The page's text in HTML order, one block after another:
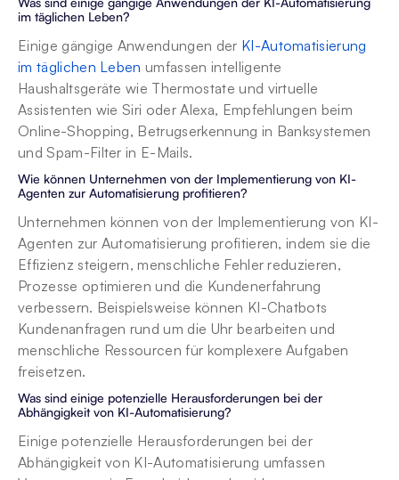
im täglichen Leben?
Einige gängige Anwendungen der KI-Automatisierung
im täglichen Leben umfassen intelligente
Haushaltsgeräte wie Thermostate und virtuelle
Assistenten wie Siri oder Alexa, Empfehlungen beim
Online-Shopping, Betrugserkennung in Banksystemen
und Spam-Filter in E-Mails.
Wie können Unternehmen von der Implementierung von KI-
Agenten zur Automatisierung profitieren?
Unternehmen können von der Implementierung von KI-
Agenten zur Automatisierung profitieren, indem sie die
Effizienz steigern, menschliche Fehler reduzieren,
Prozesse optimieren und die Kundenerfahrung
verbessern. Beispielsweise können KI-Chatbots
Kundenanfragen rund um die Uhr bearbeiten und
menschliche Ressourcen für komplexere Aufgaben
freisetzen.
Was sind einige potenzielle Herausforderungen bei der
Abhängigkeit von KI-Automatisierung?
Einige potenzielle Herausforderungen bei der
Abhängigkeit von KI-Automatisierung umfassen